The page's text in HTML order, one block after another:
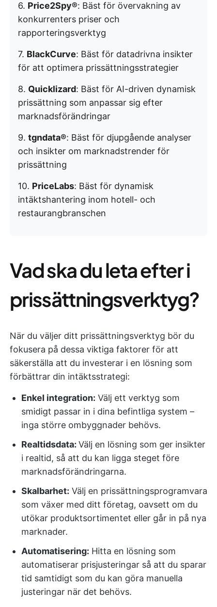
6. Price2Spy®: Bäst för övervakning av
konkurrenters priser och
rapporteringsverktyg
7. BlackCurve: Bäst för datadrivna insikter
för att optimera prissättningsstrategier
8. Quicklizard: Bäst för AI-driven dynamisk
prissättning som anpassar sig efter
marknadsförändringar
9. tgndata®: Bäst för djupgående analyser
och insikter om marknadstrender för
prissättning
10. PriceLabs: Bäst för dynamisk
intäktshantering inom hotell- och
restaurangbranschen
Vad ska du leta efter i
prissättningsverktyg?
När du väljer ditt prissättningsverktyg bör du
fokusera på dessa viktiga faktorer för att
säkerställa att du investerar i en lösning som
förbättrar din intäktsstrategi:
Enkel integration: Välj ett verktyg som
smidigt passar in i dina befintliga system –
inga större ombyggnader behövs.
Realtidsdata: Välj en lösning som ger insikter
i realtid, så att du kan ligga steget före
marknadsförändringarna.
Skalbarhet: Välj en prissättningsprogramvara
som växer med ditt företag, oavsett om du
utökar produktsortimentet eller går in på nya
marknader.
Automatisering: Hitta en lösning som
automatiserar prisjusteringar så att du sparar
tid samtidigt som du kan göra manuella
justeringar när det behövs.